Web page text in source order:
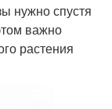
нужно спустя
важно
растения